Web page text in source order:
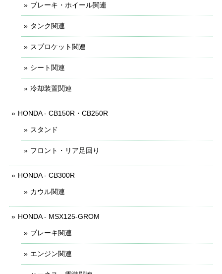
ブレーキ・ホイール関連
タンク関連
スプロケット関連
シート関連
冷却装置関連
HONDA - CB150R・CB250R
スタンド
フロント・リア足回り
HONDA - CB300R
カウル関連
HONDA - MSX125-GROM
ブレーキ関連
エンジン関連